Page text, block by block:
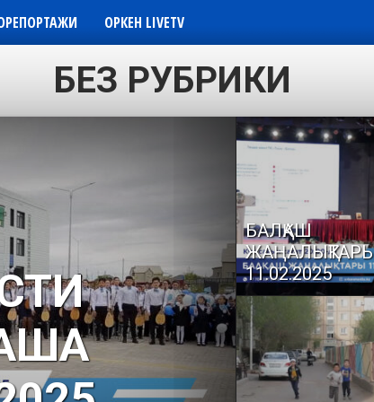
ОРКЕН LIVETV
БЕЗ РУБРИКИ
БАЛҚАШ
11.02.2025
Social Like WordPress